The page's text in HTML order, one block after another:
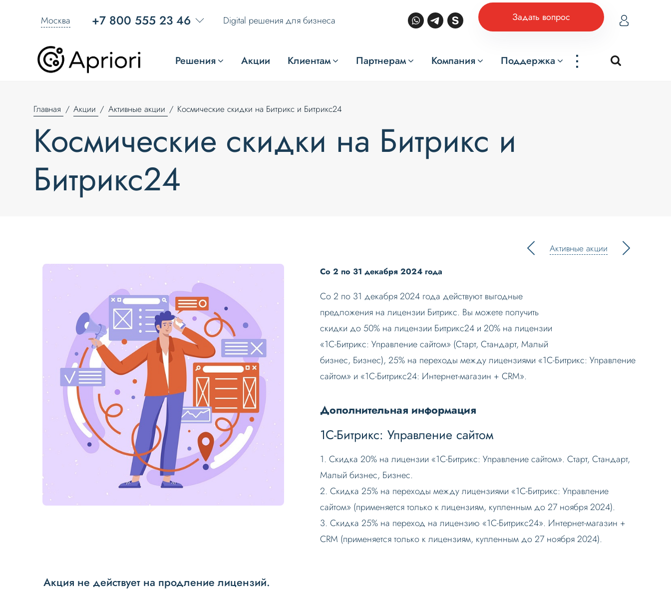
Москва +7 800 555 23 46 Digital решения для бизнеса Задать вопрос
Решения Акции Клиентам Партнерам Компания Поддержка ...
Главная Акции Активные акции Космические скидки на Битрикс и Битрикс24
Космические скидки на Битрикс и
Битрикс24
Активные акции
Со 2 по 31 декабря 2024 года
Со 2 по 31 декабря 2024 года действуют выгодные
предложения на лицензии Битрикс. Вы можете получить
скидки до 50% на лицензии Битрикс24 и 20% на лицензии
«1С-Битрикс: Управление сайтом» (Старт, Стандарт, Малый
бизнес, Бизнес), 25% на переходы между лицензиями «1С-Битрикс: Управление
сайтом» и «1С-Битрикс24: Интернет-магазин + CRM».
Дополнительная информация
1С-Битрикс: Управление сайтом
1. Скидка 20% на лицензии «1С-Битрикс: Управление сайтом». Старт, Стандарт,
Малый бизнес, Бизнес.
2. Скидка 25% на переходы между лицензиями «1С-Битрикс: Управление
сайтом» (применяется только к лицензиям, купленным до 27 ноября 2024).
3. Скидка 25% на переход на лицензию «1С-Битрикс24». Интернет-магазин +
CRM (применяется только к лицензиям, купленным до 27 ноября 2024).
Акция не действует на продление лицензий.